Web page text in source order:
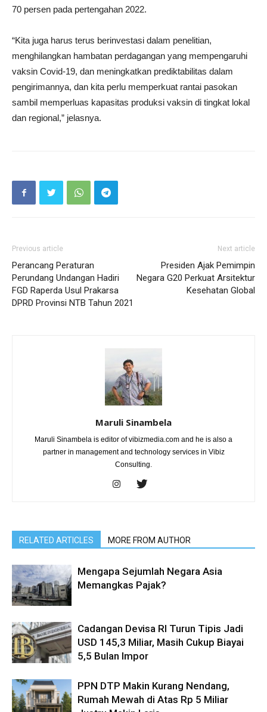
70 persen pada pertengahan 2022.
“Kita juga harus terus berinvestasi dalam penelitian,
menghilangkan hambatan perdagangan yang mempengaruhi
vaksin Covid-19, dan meningkatkan prediktabilitas dalam
pengirimannya, dan kita perlu memperkuat rantai pasokan
sambil memperluas kapasitas produksi vaksin di tingkat lokal
dan regional,” jelasnya.
Previous article
Perancang Peraturan
Perundang Undangan Hadiri
FGD Raperda Usul Prakarsa
DPRD Provinsi NTB Tahun 2021
Next article
Presiden Ajak Pemimpin
Negara G20 Perkuat Arsitektur
Kesehatan Global
Maruli Sinambela
Maruli Sinambela is editor of vibizmedia.com and he is also a
partner in management and technology services in Vibiz
Consulting.
RELATED ARTICLES MORE FROM AUTHOR
Mengapa Sejumlah Negara Asia
Memangkas Pajak?
Cadangan Devisa RI Turun Tipis Jadi
USD 145,3 Miliar, Masih Cukup Biayai
5,5 Bulan Impor
PPN DTP Makin Kurang Nendang,
Rumah Mewah di Atas Rp 5 Miliar